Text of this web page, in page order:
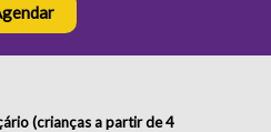
(crianças a partir de 4